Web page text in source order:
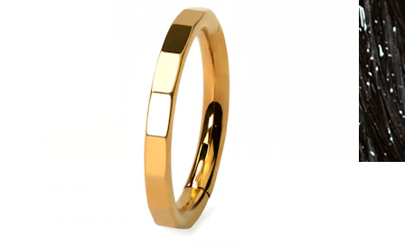
Piercings en las orejas